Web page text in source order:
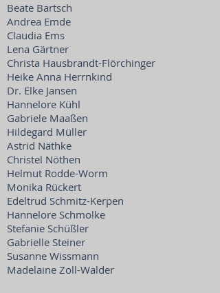
Beate Bartsch
Andrea Emde
Claudia Ems
Lena Gärtner
Christa Hausbrandt-Flörchinger
Heike Anna Herrnkind
Dr. Elke Jansen
Hannelore Kühl
Gabriele Maaßen
Hildegard Müller
Astrid Näthke
Christel Nöthen
Helmut Rodde-Worm
Monika Rückert
Edeltrud Schmitz-Kerpen
Hannelore Schmolke
Stefanie Schüßler
Gabrielle Steiner
Susanne Wissmann
Madelaine Zoll-Walder